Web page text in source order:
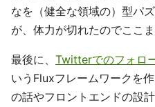
なを（健全な領域の）型パ
が、体力が切れたのでここま
最後に、 Twitterでのフォロ
いうFluxフレームワークを
の話やフロントエンドの設